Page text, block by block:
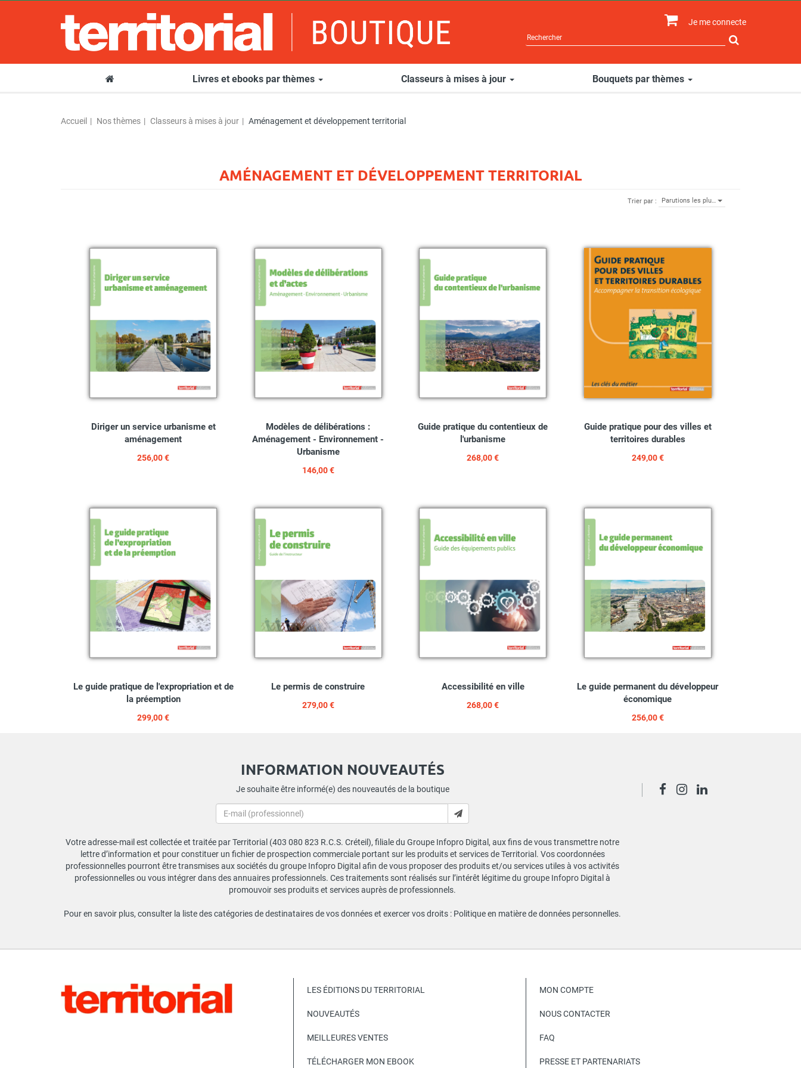
Je me connecte
Livres et ebooks par thèmes Classeurs à mises à jour Bouquets par thèmes
Accueil Nos thèmes Classeurs à mises à jour Aménagement et développement territorial
AMÉNAGEMENT ET DÉVELOPPEMENT TERRITORIAL
Trier par : Parutions les plu…
Diriger un service urbanisme et
aménagement
256,00 €
Modèles de délibérations :
Aménagement - Environnement -
Urbanisme
146,00 €
Guide pratique du contentieux de
l'urbanisme
268,00 €
Guide pratique pour des villes et
territoires durables
249,00 €
Le guide pratique de l'expropriation et de
la préemption
299,00 €
Le permis de construire
279,00 €
Accessibilité en ville
268,00 €
Le guide permanent du développeur
économique
256,00 €
INFORMATION NOUVEAUTÉS
Je souhaite être informé(e) des nouveautés de la boutique
Votre adresse-mail est collectée et traitée par Territorial (403 080 823 R.C.S. Créteil), filiale du Groupe Infopro Digital, aux fins de vous transmettre notre
lettre d’information et pour constituer un fichier de prospection commerciale portant sur les produits et services de Territorial. Vos coordonnées
professionnelles pourront être transmises aux sociétés du groupe Infopro Digital afin de vous proposer des produits et/ou services utiles à vos activités
professionnelles ou vous intégrer dans des annuaires professionnels. Ces traitements sont réalisés sur l’intérêt légitime du groupe Infopro Digital à
promouvoir ses produits et services auprès de professionnels.
Pour en savoir plus, consulter la liste des catégories de destinataires de vos données et exercer vos droits : Politique en matière de données personnelles.
LES ÉDITIONS DU TERRITORIAL
NOUVEAUTÉS
MEILLEURES VENTES
TÉLÉCHARGER MON EBOOK
MON COMPTE
NOUS CONTACTER
FAQ
PRESSE ET PARTENARIATS